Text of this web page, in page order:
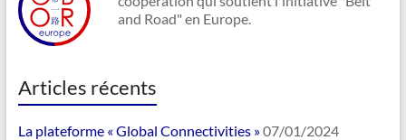
and Road" en Europe.
Articles récents
La plateforme « Global Connectivities »07/01/2024